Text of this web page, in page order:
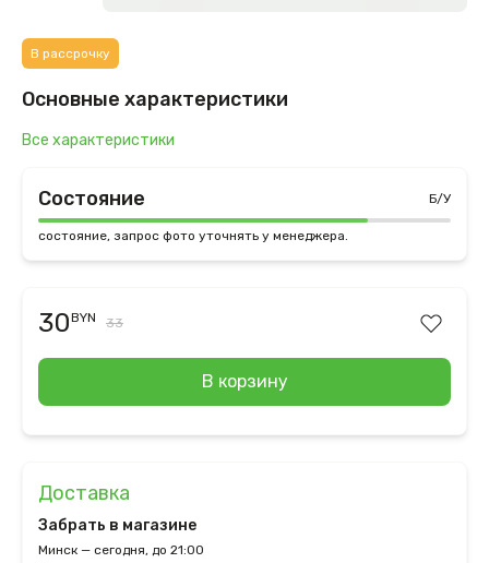
В рассрочку
Основные характеристики
Все характеристики
Состояние Б/У
состояние, запрос фото уточнять у менеджера.
30BYN 33
В корзину
Доставка
Забрать в магазине
Минск — сегодня, до 21:00